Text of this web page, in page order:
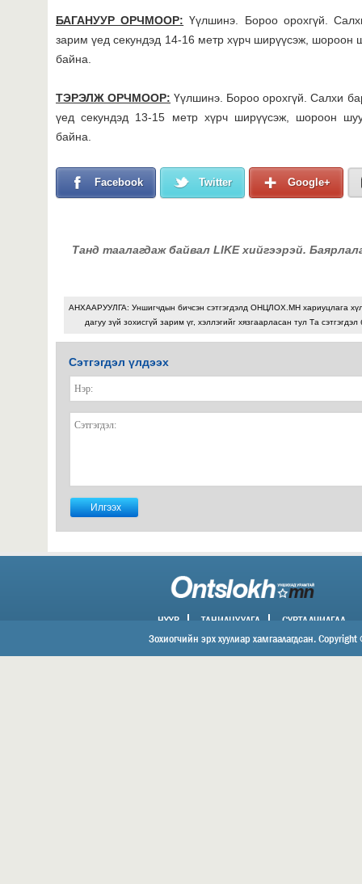
БАГАНУУР ОРЧМООР: Үүлшинэ. Бороо орохгүй.
зарим үед секундэд 14-16 метр хүрч ширүүсэж, шороон
байна.
ТЭРЭЛЖ ОРЧМООР: Үүлшинэ. Бороо орохгүй. Салхи
үед секундэд 13-15 метр хүрч ширүүсэж, шороон
байна.
Facebook Twitter Google+
Танд таалагдаж байвал LIKE хийгээрэй.
АНХААРУУЛГА: Уншигчдын бичсэн сэтгэгдэлд ОНЦЛОХ.МН хариуцлага
дагуу зүй зохисгүй зарим үг, хэллэгийг хязгаарласан тул Та
Сэтгэгдэл үлдээх
НҮҮР ТАНИЛЦУУЛГА СУРТАЛЧИЛГАА
ХОЛБОО БАРИХ
Зохиогчийн эрх хуулиар хамгаалагдсан.